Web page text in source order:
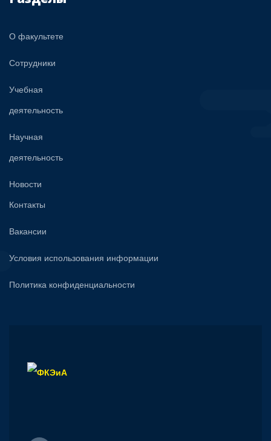
О факультете
Сотрудники
Учебная
деятельность
Научная
деятельность
Новости
Контакты
Вакансии
Условия использования информации
Политика конфиденциальности